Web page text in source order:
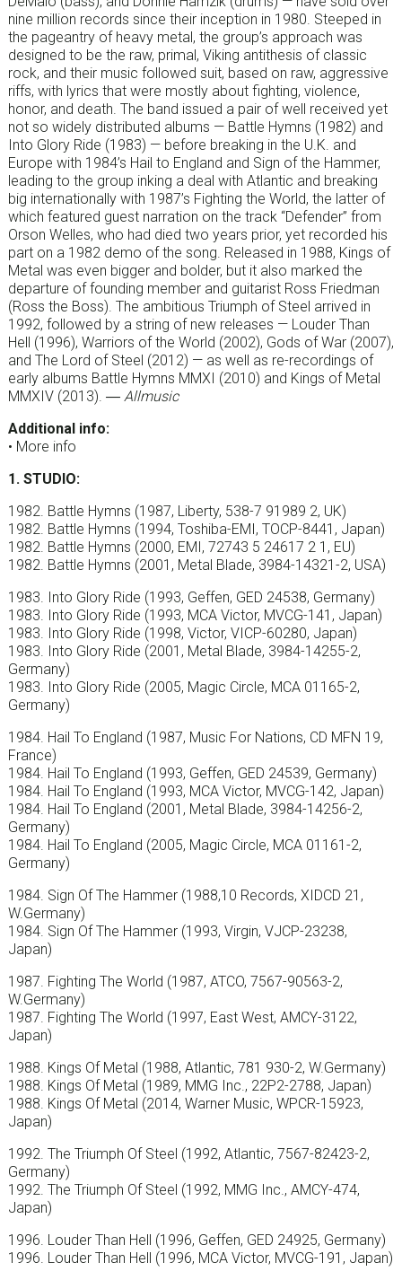
nine million records since their inception in 1980. Steeped in
the pageantry of heavy metal, the group’s approach was
designed to be the raw, primal, Viking antithesis of classic
rock, and their music followed suit, based on raw, aggressive
riffs, with lyrics that were mostly about fighting, violence,
honor, and death. The band issued a pair of well received yet
not so widely distributed albums — Battle Hymns (1982) and
Into Glory Ride (1983) — before breaking in the U.K. and
Europe with 1984’s Hail to England and Sign of the Hammer,
leading to the group inking a deal with Atlantic and breaking
big internationally with 1987’s Fighting the World, the latter of
which featured guest narration on the track “Defender” from
Orson Welles, who had died two years prior, yet recorded his
part on a 1982 demo of the song. Released in 1988, Kings of
Metal was even bigger and bolder, but it also marked the
departure of founding member and guitarist Ross Friedman
(Ross the Boss). The ambitious Triumph of Steel arrived in
1992, followed by a string of new releases — Louder Than
Hell (1996), Warriors of the World (2002), Gods of War (2007),
and The Lord of Steel (2012) — as well as re-recordings of
early albums Battle Hymns MMXI (2010) and Kings of Metal
MMXIV (2013). ― Allmusic
Additional info:
• More info
1. STUDIO:
1982. Battle Hymns (1987, Liberty, 538-7 91989 2, UK)
1982. Battle Hymns (1994, Toshiba-EMI, TOCP-8441, Japan)
1982. Battle Hymns (2000, EMI, 72743 5 24617 2 1, EU)
1982. Battle Hymns (2001, Metal Blade, 3984-14321-2, USA)
1983. Into Glory Ride (1993, Geffen, GED 24538, Germany)
1983. Into Glory Ride (1993, MCA Victor, MVCG-141, Japan)
1983. Into Glory Ride (1998, Victor, VICP-60280, Japan)
1983. Into Glory Ride (2001, Metal Blade, 3984-14255-2,
Germany)
1983. Into Glory Ride (2005, Magic Circle, MCA 01165-2,
Germany)
1984. Hail To England (1987, Music For Nations, CD MFN 19,
France)
1984. Hail To England (1993, Geffen, GED 24539, Germany)
1984. Hail To England (1993, MCA Victor, MVCG-142, Japan)
1984. Hail To England (2001, Metal Blade, 3984-14256-2,
Germany)
1984. Hail To England (2005, Magic Circle, MCA 01161-2,
Germany)
1984. Sign Of The Hammer (1988,10 Records, XIDCD 21,
W.Germany)
1984. Sign Of The Hammer (1993, Virgin, VJCP-23238,
Japan)
1987. Fighting The World (1987, ATCO, 7567-90563-2,
W.Germany)
1987. Fighting The World (1997, East West, AMCY-3122,
Japan)
1988. Kings Of Metal (1988, Atlantic, 781 930-2, W.Germany)
1988. Kings Of Metal (1989, MMG Inc., 22P2-2788, Japan)
1988. Kings Of Metal (2014, Warner Music, WPCR-15923,
Japan)
1992. The Triumph Of Steel (1992, Atlantic, 7567-82423-2,
Germany)
1992. The Triumph Of Steel (1992, MMG Inc., AMCY-474,
Japan)
1996. Louder Than Hell (1996, Geffen, GED 24925, Germany)
1996. Louder Than Hell (1996, MCA Victor, MVCG-191, Japan)